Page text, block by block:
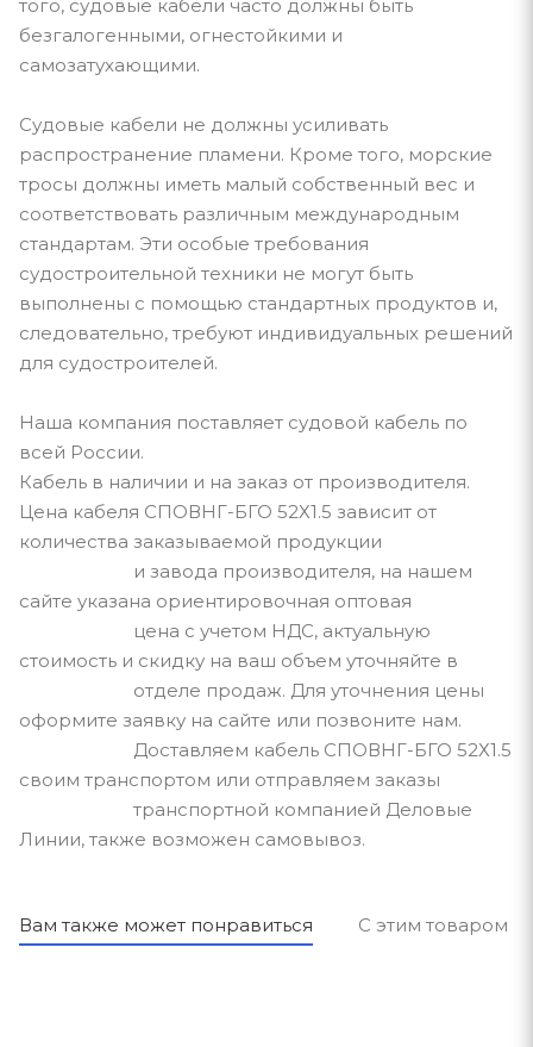
того, судовые кабели часто должны быть
безгалогенными, огнестойкими и
самозатухающими.
Судовые кабели не должны усиливать
распространение пламени. Кроме того, морские
тросы должны иметь малый собственный вес и
соответствовать различным международным
стандартам. Эти особые требования
судостроительной техники не могут быть
выполнены с помощью стандартных продуктов и,
следовательно, требуют индивидуальных решений
для судостроителей.
Наша компания поставляет судовой кабель по
всей России.
Кабель в наличии и на заказ от производителя.
Цена кабеля СПОВНГ-БГО 52Х1.5 зависит от
количества заказываемой продукции
и завода производителя, на нашем
сайте указана ориентировочная оптовая
цена с учетом НДС, актуальную
стоимость и скидку на ваш объем уточняйте в
отделе продаж. Для уточнения цены
оформите заявку на сайте или позвоните нам.
Доставляем кабель СПОВНГ-БГО 52Х1.5
своим транспортом или отправляем заказы
транспортной компанией Деловые
Линии, также возможен самовывоз.
Вам также может понравиться С этим товаром